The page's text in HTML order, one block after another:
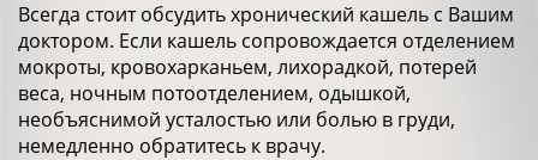
Всегда стоит обсудить хронический кашель с Вашим
доктором. Если кашель сопровождается отделением
мокроты, кровохарканьем, лихорадкой, потерей
веса, ночным потоотделением, одышкой,
необъяснимой усталостью или болью в груди,
немедленно обратитесь к врачу.